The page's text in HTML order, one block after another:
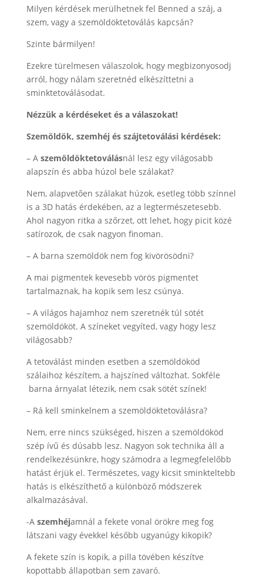
Milyen kérdések merülhetnek fel Benned a száj, a
szem, vagy a szemöldöktetoválás kapcsán?
Szinte bármilyen!
Ezekre türelmesen válaszolok, hogy megbizonyosodj
arról, hogy nálam szeretnéd elkészíttetni a
sminktetoválásodat.
Nézzük a kérdéseket és a válaszokat!
Szemöldök, szemhéj és szájtetoválási kérdések:
– A szemöldöktetoválásnál lesz egy világosabb
alapszín és abba húzol bele szálakat?
Nem, alapvetően szálakat húzok, esetleg több színnel
is a 3D hatás érdekében, az a legtermészetesebb.
Ahol nagyon ritka a szőrzet, ott lehet, hogy picit közé
satírozok, de csak nagyon finoman.
– A barna szemöldök nem fog kivörösödni?
A mai pigmentek kevesebb vörös pigmentet
tartalmaznak, ha kopik sem lesz csúnya.
– A világos hajamhoz nem szeretnék túl sötét
szemöldököt. A színeket vegyíted, vagy hogy lesz
világosabb?
A tetoválást minden esetben a szemöldököd
szálaihoz készítem, a hajszíned változhat. Sokféle
barna árnyalat létezik, nem csak sötét színek!
– Rá kell sminkelnem a szemöldöktetoválásra?
Nem, erre nincs szükséged, hiszen a szemöldököd
szép ívű és dúsabb lesz. Nagyon sok technika áll a
rendelkezésünkre, hogy számodra a legmegfelelőbb
hatást érjük el. Természetes, vagy kicsit sminkteltebb
hatás is elkészíthető a különböző módszerek
alkalmazásával.
-A szemhéjamnál a fekete vonal örökre meg fog
látszani vagy évekkel később ugyanúgy kikopik?
A fekete szín is kopik, a pilla tövében készítve
kopottabb állapotban sem zavaró.